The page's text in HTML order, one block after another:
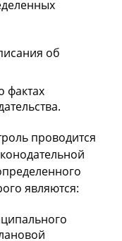
об
фактах
проводится
являются: